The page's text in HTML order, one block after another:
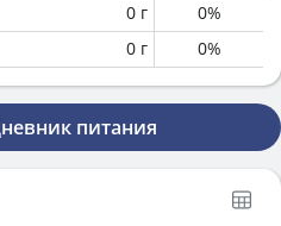
0 г 0%
0 г 0%
питания